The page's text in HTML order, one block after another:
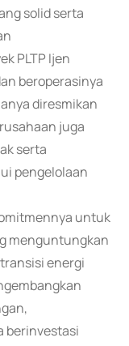
solid serta
PLTP Ijen
beroperasinya
diresmikan
juga
serta
pengelolaan
untuk
menguntungkan
energi
berinvestasi